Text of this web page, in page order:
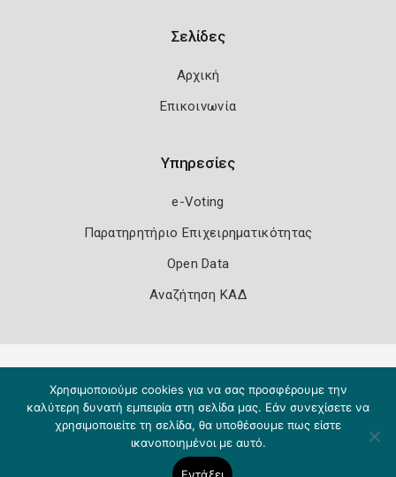
Σελίδες
Αρχική
Επικοινωνία
Υπηρεσίες
e-Voting
Παρατηρητήριο Επιχειρηματικότητας
Open Data
Αναζήτηση ΚΑΔ
Χρησιμοποιούμε cookies για να σας προσφέρουμε την
καλύτερη δυνατή εμπειρία στη σελίδα μας. Εάν συνεχίσετε να
χρησιμοποιείτε τη σελίδα, θα υποθέσουμε πως είστε
ικανοποιημένοι με αυτό.
Εντάξει
Copyright 2026 Knowledge A.E.